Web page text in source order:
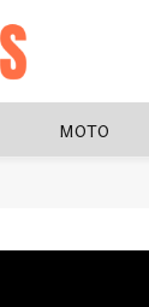
MOTO